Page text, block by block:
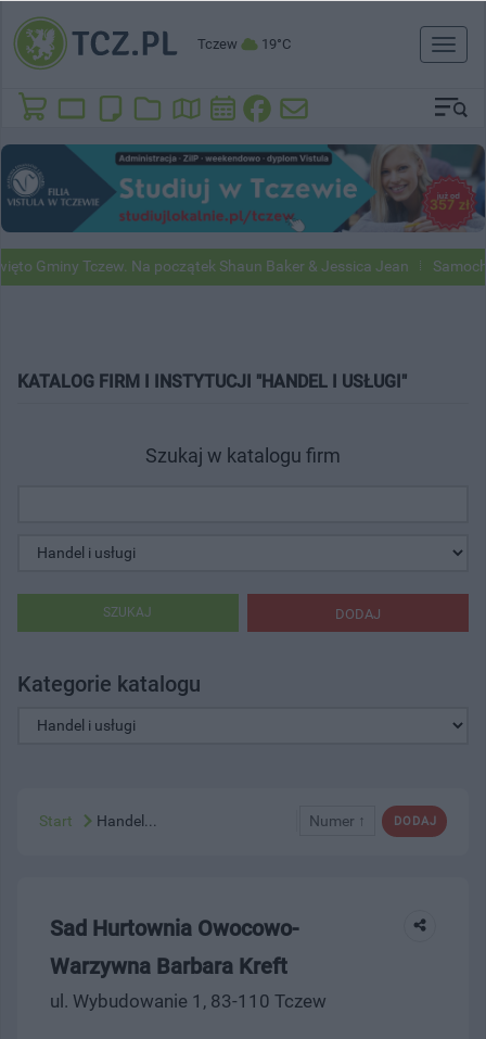
Tczew 19°C
Toggle
Gminy Tczew. Na początek Shaun Baker & Jessica Jean
KATALOG FIRM I INSTYTUCJI "HANDEL I USŁUGI"
Szukaj w katalogu firm
DODAJ
SZUKAJ
Kategorie katalogu
DODAJ
Numer ↑
Start Handel...
Sad Hurtownia Owocowo-
Warzywna Barbara Kreft
ul. Wybudowanie 1, 83-110 Tczew